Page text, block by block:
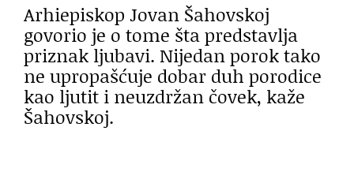
Arhiepiskop Jovan Šahovskoj
govorio je o tome šta predstavlja
priznak ljubavi. Nijedan porok tako
ne upropašćuje dobar duh porodice
kao ljutit i neuzdržan čovek, kaže
Šahovskoj.